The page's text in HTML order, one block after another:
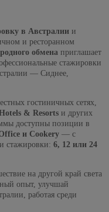
в Австралии и
и ресторанном
обмена приглашает
стажировки
— Сиднее,
гостиничных сетях,
& Resorts и других
доступны позиции в
и Cookery — с
стажировки: 6, 12 или 24
на другой край света
опыт, улучшай
работая среди